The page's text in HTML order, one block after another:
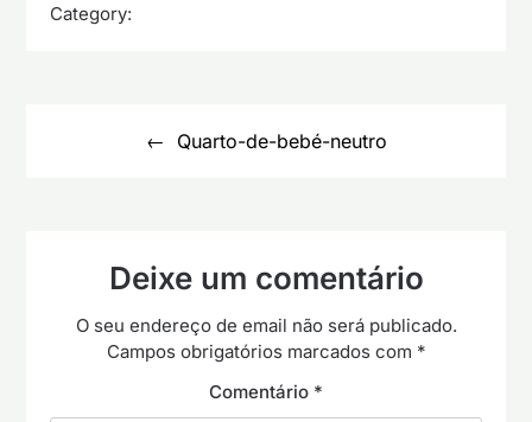
Category:
Quarto-de-bebé-neutro
Deixe um comentário
O seu endereço de email não será publicado.
Campos obrigatórios marcados com *
Comentário *